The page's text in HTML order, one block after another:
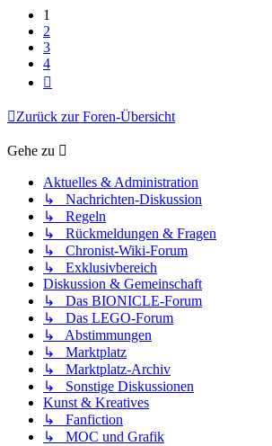
1
2
3
4
Zurück zur Foren-Übersicht
Gehe zu
Aktuelles & Administration
↳ Nachrichten-Diskussion
↳ Regeln
↳ Rückmeldungen & Fragen
↳ Chronist-Wiki-Forum
↳ Exklusivbereich
Diskussion & Gemeinschaft
↳ Das BIONICLE-Forum
↳ Das LEGO-Forum
↳ Abstimmungen
↳ Marktplatz
↳ Marktplatz-Archiv
↳ Sonstige Diskussionen
Kunst & Kreatives
↳ Fanfiction
↳ MOC und Grafik